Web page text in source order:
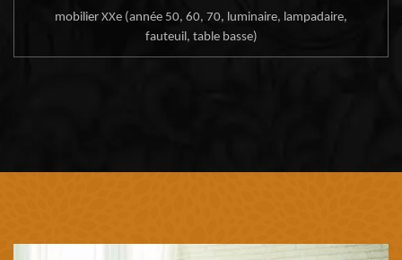
mobilier XXe (année 50, 60, 70, luminaire, lampadaire,
fauteuil, table basse)